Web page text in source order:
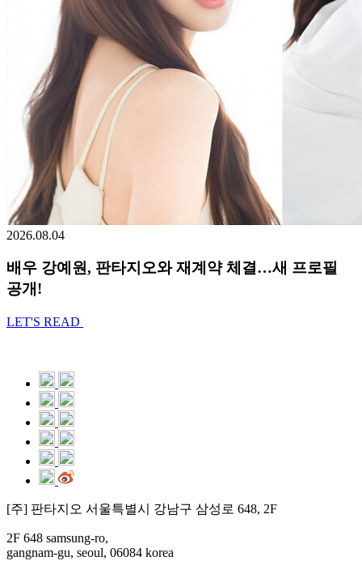
2026.08.04
배우 강예원, 판타지오와 재계약 체결…새 프로필
공개!
LET'S READ
[주] 판타지오 서울특별시 강남구 삼성로 648, 2F
2F 648 samsung-ro,
gangnam-gu, seoul, 06084 korea